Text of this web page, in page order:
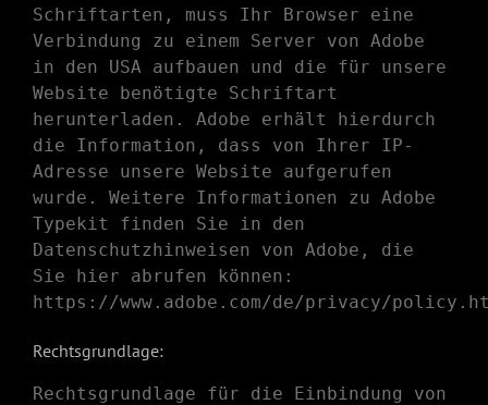
Schriftarten, muss Ihr Browser eine
Verbindung zu einem Server von Adobe
in den USA aufbauen und die für unsere
Website benötigte Schriftart
herunterladen. Adobe erhält hierdurch
die Information, dass von Ihrer IP-
Adresse unsere Website aufgerufen
wurde. Weitere Informationen zu Adobe
Typekit finden Sie in den
Datenschutzhinweisen von Adobe, die
Sie hier abrufen können:
https://www.adobe.com/de/privacy/
Rechtsgrundlage:
Rechtsgrundlage für die Einbindung von